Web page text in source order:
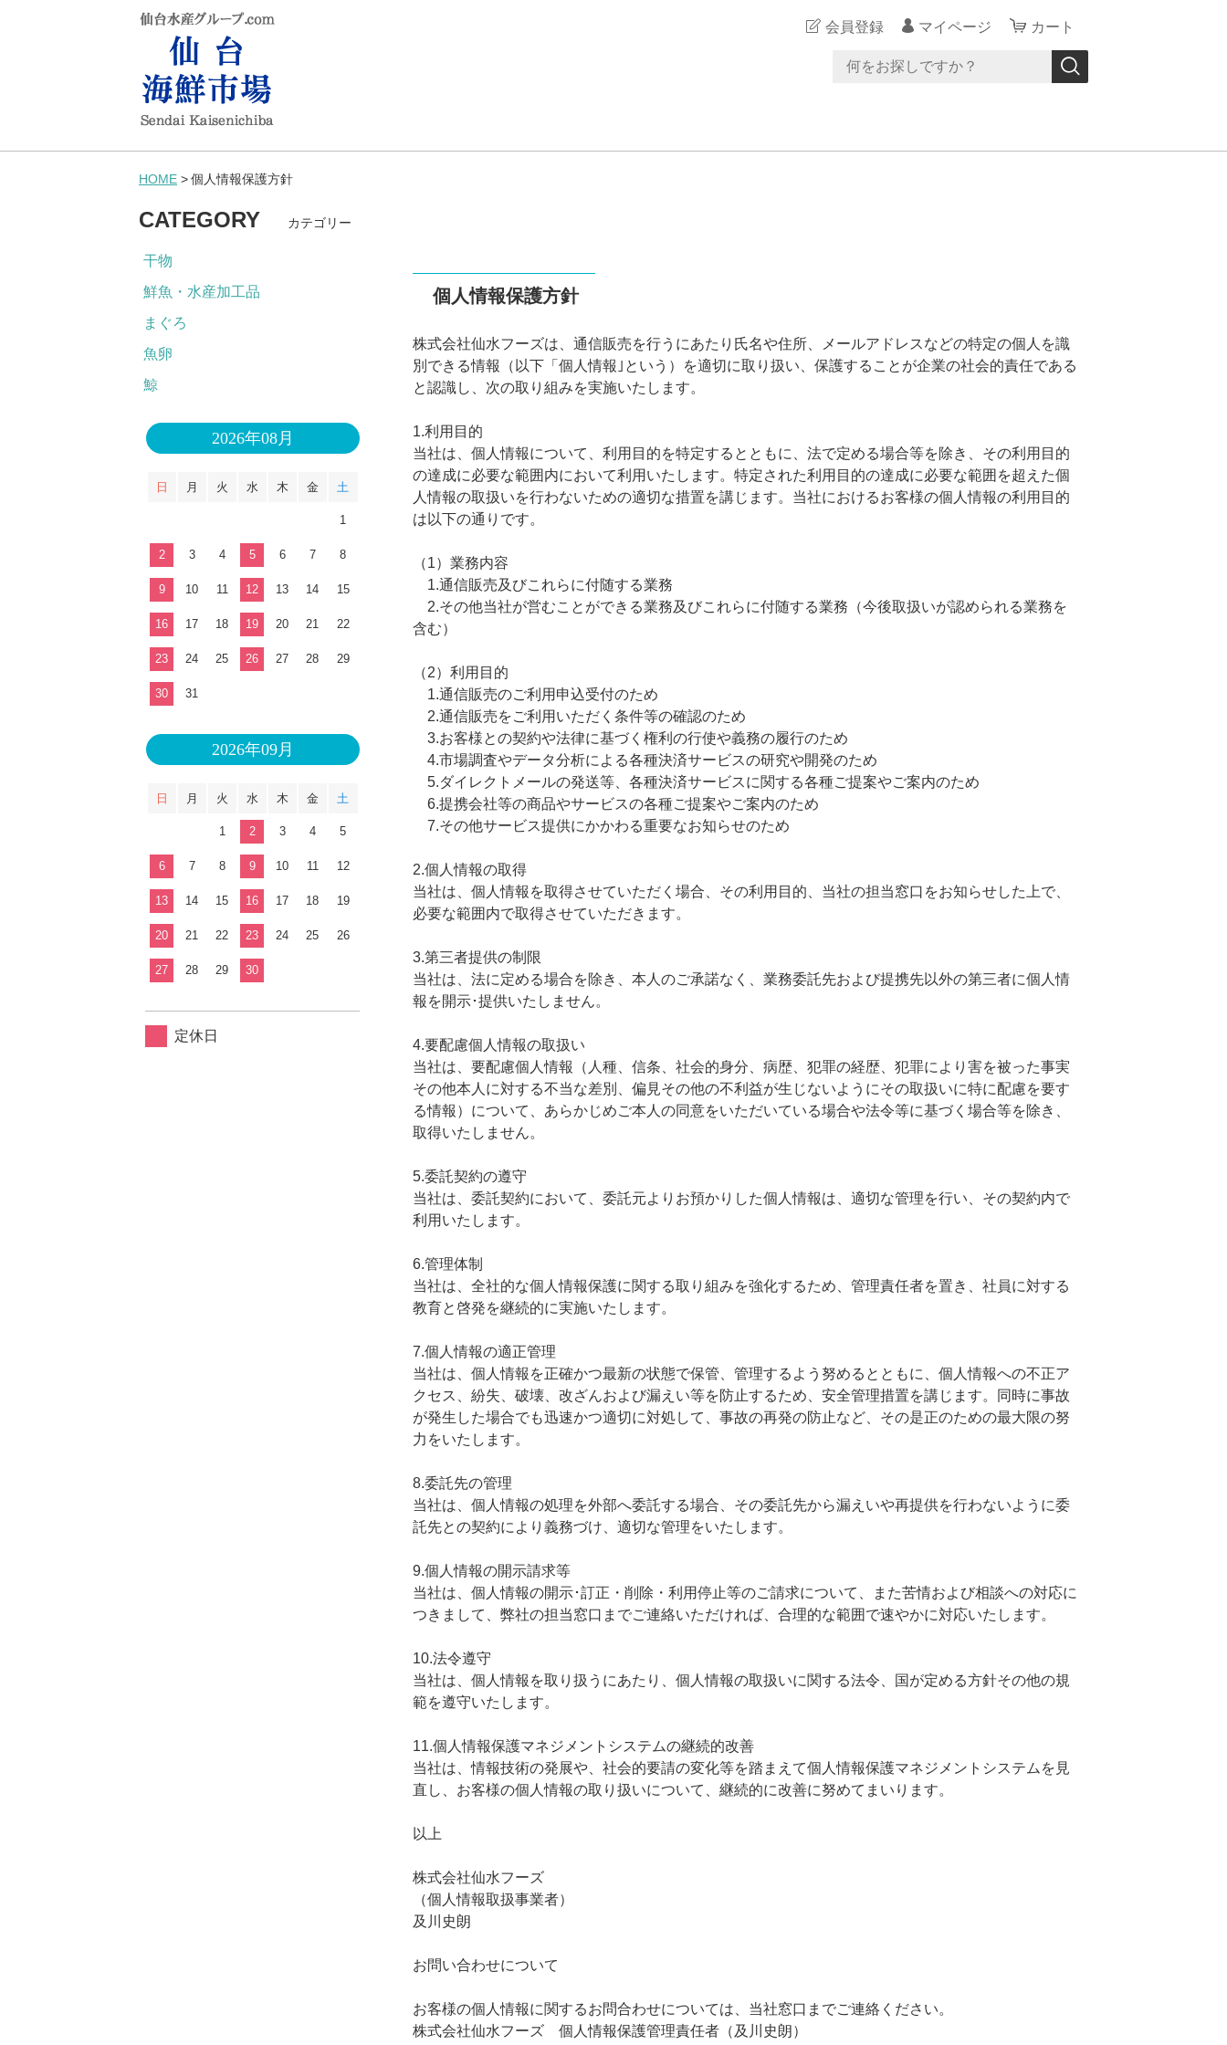
会員登録 マイページ カート
HOME 個人情報保護方針
個人情報保護方針
株式会社仙水フーズは、通信販売を行うにあたり氏名や住所、メールアドレスなどの特定の個人を識
別できる情報（以下「個人情報｣という）を適切に取り扱い、保護することが企業の社会的責任である
と認識し、次の取り組みを実施いたします。
1.利用目的
当社は、個人情報について、利用目的を特定するとともに、法で定める場合等を除き、その利用目的
の達成に必要な範囲内において利用いたします。特定された利用目的の達成に必要な範囲を超えた個
人情報の取扱いを行わないための適切な措置を講じます。当社におけるお客様の個人情報の利用目的
は以下の通りです。
（1）業務内容
1.通信販売及びこれらに付随する業務
2.その他当社が営むことができる業務及びこれらに付随する業務（今後取扱いが認められる業務を
含む）
（2）利用目的
1.通信販売のご利用申込受付のため
2.通信販売をご利用いただく条件等の確認のため
3.お客様との契約や法律に基づく権利の行使や義務の履行のため
4.市場調査やデータ分析による各種決済サービスの研究や開発のため
5.ダイレクトメールの発送等、各種決済サービスに関する各種ご提案やご案内のため
6.提携会社等の商品やサービスの各種ご提案やご案内のため
7.その他サービス提供にかかわる重要なお知らせのため
2.個人情報の取得
当社は、個人情報を取得させていただく場合、その利用目的、当社の担当窓口をお知らせした上で、
必要な範囲内で取得させていただきます。
3.第三者提供の制限
当社は、法に定める場合を除き、本人のご承諾なく、業務委託先および提携先以外の第三者に個人情
報を開示･提供いたしません。
4.要配慮個人情報の取扱い
当社は、要配慮個人情報（人種、信条、社会的身分、病歴、犯罪の経歴、犯罪により害を被った事実
その他本人に対する不当な差別、偏見その他の不利益が生じないようにその取扱いに特に配慮を要す
る情報）について、あらかじめご本人の同意をいただいている場合や法令等に基づく場合等を除き、
取得いたしません。
5.委託契約の遵守
当社は、委託契約において、委託元よりお預かりした個人情報は、適切な管理を行い、その契約内で
利用いたします。
6.管理体制
当社は、全社的な個人情報保護に関する取り組みを強化するため、管理責任者を置き、社員に対する
教育と啓発を継続的に実施いたします。
7.個人情報の適正管理
当社は、個人情報を正確かつ最新の状態で保管、管理するよう努めるとともに、個人情報への不正ア
クセス、紛失、破壊、改ざんおよび漏えい等を防止するため、安全管理措置を講じます。同時に事故
が発生した場合でも迅速かつ適切に対処して、事故の再発の防止など、その是正のための最大限の努
力をいたします。
8.委託先の管理
当社は、個人情報の処理を外部へ委託する場合、その委託先から漏えいや再提供を行わないように委
託先との契約により義務づけ、適切な管理をいたします。
9.個人情報の開示請求等
当社は、個人情報の開示･訂正・削除・利用停止等のご請求について、また苦情および相談への対応に
つきまして、弊社の担当窓口までご連絡いただければ、合理的な範囲で速やかに対応いたします。
10.法令遵守
当社は、個人情報を取り扱うにあたり、個人情報の取扱いに関する法令、国が定める方針その他の規
範を遵守いたします。
11.個人情報保護マネジメントシステムの継続的改善
当社は、情報技術の発展や、社会的要請の変化等を踏まえて個人情報保護マネジメントシステムを見
直し、お客様の個人情報の取り扱いについて、継続的に改善に努めてまいります。
以上
株式会社仙水フーズ
（個人情報取扱事業者）
及川史朗
お問い合わせについて
お客様の個人情報に関するお問合わせについては、当社窓口までご連絡ください。
株式会社仙水フーズ 個人情報保護管理責任者（及川史朗）
CATEGORY カテゴリー
干物
鮮魚・水産加工品
まぐろ
魚卵
鯨
2026年08月
日 月 火 水 木 金 土
1
2 3 4 5 6 7 8
9 10 11 12 13 14 15
16 17 18 19 20 21 22
23 24 25 26 27 28 29
30 31
2026年09月
日 月 火 水 木 金 土
1 2 3 4 5
6 7 8 9 10 11 12
13 14 15 16 17 18 19
20 21 22 23 24 25 26
27 28 29 30
定休日